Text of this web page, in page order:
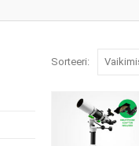
Sorteeri: